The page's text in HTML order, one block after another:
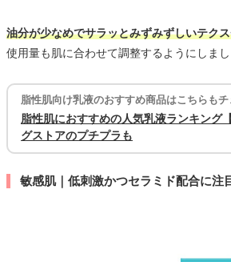
油分が少なめでサラッとみずみずしいテク
使用量も肌に合わせて調整するようにしまし
脂性肌向け乳液のおすすめ商品はこちらもチ
脂性肌におすすめの人気乳液ランキング
グストアのプチプラも
敏感肌｜低刺激かつセラミド配合に注